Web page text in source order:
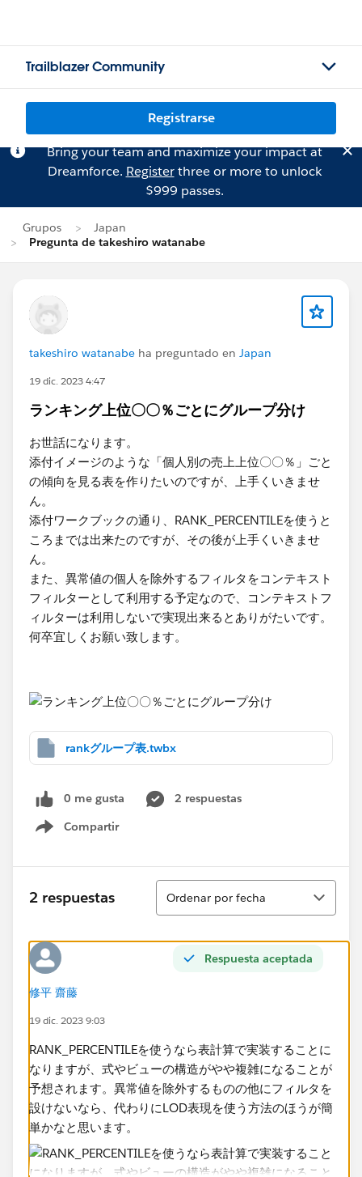
Trailblazer Community
Registrarse
Bring your team and maximize your impact at
Dreamforce. Registerthree or more to unlock
$999 passes.
Grupos
Japan
Pregunta de takeshiro watanabe
takeshiro watanabe ha preguntado en Japan
19 dic. 2023 4:47
ランキング上位〇〇％ごとにグループ分け
お世話になります。
添付イメージのような「個人別の売上上位〇〇％」ごと
の傾向を​見る表を作りたいのですが、上手くいきませ
ん。
​添付ワークブックの通り、RANK_PERCENTILEを使うと
ころまでは出来たのですが、その後が上手くいきませ
ん。
また、異常値の個人を除外するフィルタをコンテキスト
フィルターとして利用する予定なので、コンテキストフ
ィルターは利用しないで実現出来るとありがたいです。
何卒宜しくお願い致します。​
rankグループ表.twbx
0 me gusta
2 respuestas
Compartir
Show menu
2 respuestas
Ordenar
Ordenar por fecha
Respuesta aceptada
修平 齋藤
19 dic. 2023 9:03
RANK_PERCENTILEを使うなら表計算で実装することに
なりますが、式やビューの構造がやや複雑になることが
予想されます。異常値を除外するものの他にフィルタを
設けないなら、代わりにLOD表現を使う方法のほうが簡
単かなと思います。